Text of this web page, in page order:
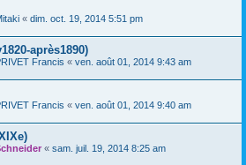
« dim. oct. 19, 2014 5:51 pm
après1890)
Francis « ven. août 01, 2014 9:43 am
Francis « ven. août 01, 2014 9:40 am
« sam. juil. 19, 2014 8:25 am